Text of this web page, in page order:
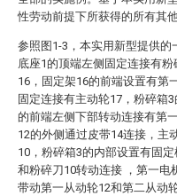
性劳动前提下所获得的所有其
参照图1-3，本实用新型提供的
底座1的顶端左侧固定连接有
16，固定架16的前端设置有第
固定连接有主动轮17，粉碎箱
的前端左侧下部转动连接有第
12的外侧通过皮带14连接，主
10，粉碎箱3的内部设置有固
和粉碎刀10转动连接 ，第一电
带动第一从动轮12和第二从动